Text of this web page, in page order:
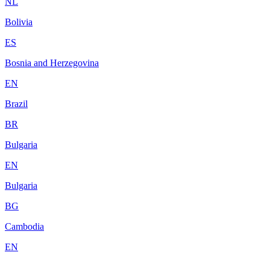
Bolivia
ES
Bosnia and Herzegovina
EN
Brazil
BR
Bulgaria
EN
Bulgaria
BG
Cambodia
EN